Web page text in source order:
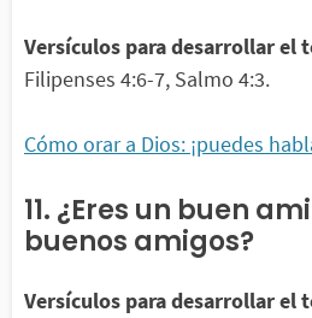
Versículos para desarrollar el
Filipenses 4:6-7, Salmo 4:3.
Cómo orar a Dios: ¡puedes
11. ¿Eres un buen
buenos amigos?
Versículos para desarrollar el